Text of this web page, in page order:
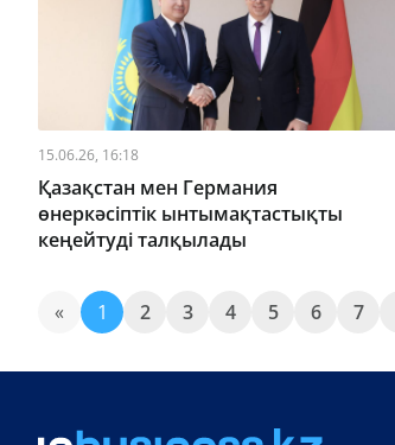
15.06.26, 16:18
Қазақстан мен Германия
өнеркәсіптік ынтымақтастықты
кеңейтуді талқылады
« 1 2 3 4 5 6 7